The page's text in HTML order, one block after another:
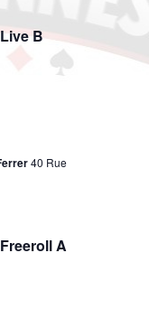
B
40 Rue
A